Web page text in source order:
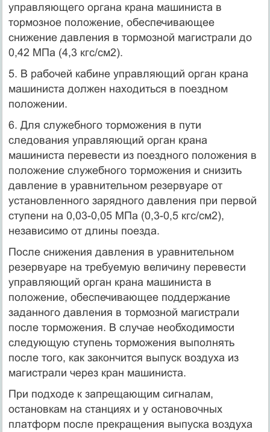
управляющего органа крана машиниста в
тормозное положение, обеспечивающее
снижение давления в тормозной магистрали до
0,42 МПа (4,3 кгс/см2).
5. В рабочей кабине управляющий орган крана
машиниста должен находиться в поездном
положении.
6. Для служебного торможения в пути
следования управляющий орган крана
машиниста перевести из поездного положения в
положение служебного торможения и снизить
давление в уравнительном резервуаре от
установленного зарядного давления при первой
ступени на 0,03-0,05 МПа (0,3-0,5 кгс/см2),
независимо от длины поезда.
После снижения давления в уравнительном
резервуаре на требуемую величину перевести
управляющий орган крана машиниста в
положение, обеспечивающее поддержание
заданного давления в тормозной магистрали
после торможения. В случае необходимости
следующую ступень торможения выполнять
после того, как закончится выпуск воздуха из
магистрали через кран машиниста.
При подходе к запрещающим сигналам,
остановкам на станциях и у остановочных
платформ после прекращения выпуска воздуха